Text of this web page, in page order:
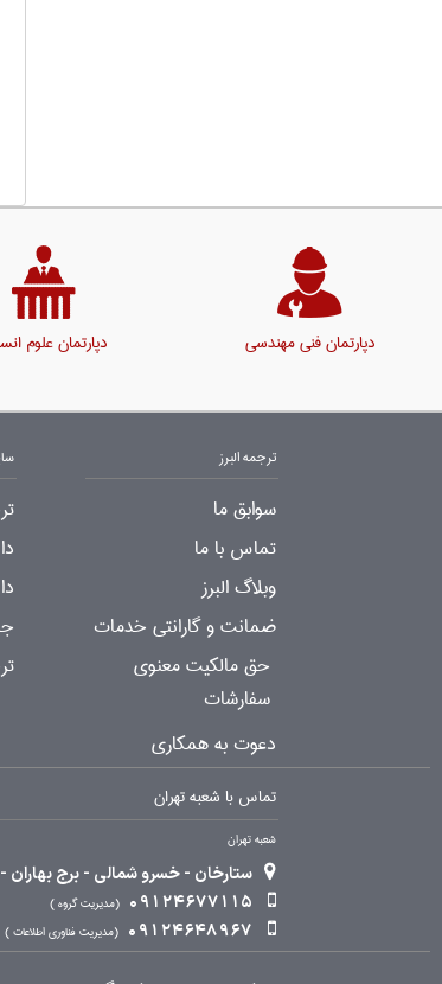
دپارتمان فنی مهندسی دپارتمان علوم
ترجمه البرز
سوابق ما
تماس با ما
وبلاگ البرز
ضمانت و گارانتی خدمات
حق مالکیت معنوی
سفارشات
دعوت به همکاری
تماس با شعبه تهران
شعبه تهران
ستارخان - خسرو شمالی - برج بهاران - طبقه
09124677115
مدیریت گروه
09124648967 مدیریت فناوری اطلاعات